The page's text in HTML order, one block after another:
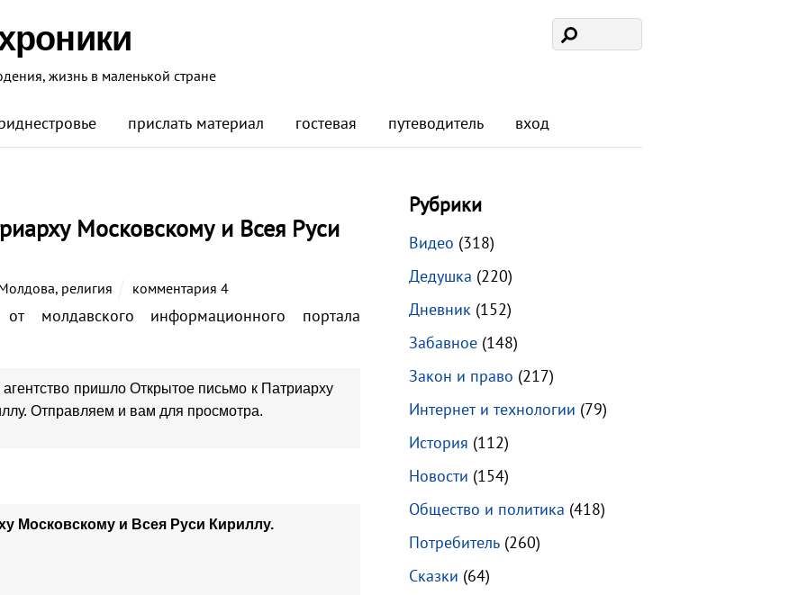
жизнь в маленькой стране
прислать материал гостевая путеводитель вход
Московскому и Всея Руси
, религия комментария 4
молдавского информационного портала
пришло Открытое письмо к Патриарху
Отправляем и вам для просмотра.
Московскому и Всея Руси Кириллу.
Рубрики
Видео (318)
Дедушка (220)
Дневник(152)
Забавное(148)
Закон и право (217)
Интернет и технологии (79)
История (112)
Новости (154)
Общество и политика (418)
Потребитель(260)
Сказки (64)